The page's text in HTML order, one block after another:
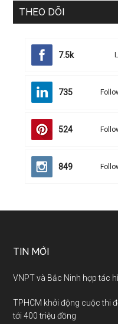
THEO DÕI
7.5k
735
524
849
TIN MỚI
VNPT và Bắc Ninh hợp tác
TPHCM khởi động cuộc thi
tới 400 triệu đồng